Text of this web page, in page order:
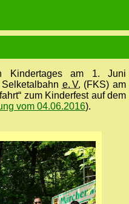
Kindertages am 1. Juni
e. V. (FKS) am
zum Kinderfest auf dem
vom 04.06.2016).